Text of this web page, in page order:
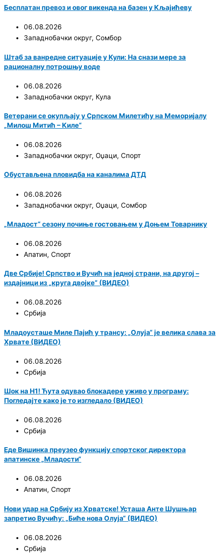
Бесплатан превоз и овог викенда на базен у Кљајићеву
06.08.2026
Западнобачки округ, Сомбор
Штаб за ванредне ситуације у Кули: На снази мере за
рационалну потрошњу воде
06.08.2026
Западнобачки округ, Кула
Ветерани се окупљају у Српском Милетићу на Меморијалу
„Милош Митић – Киле“
06.08.2026
Западнобачки округ, Оџаци, Спорт
Обустављена пловидба на каналима ДТД
06.08.2026
Западнобачки округ, Оџаци, Сомбор
„Младост“ сезону почиње гостовањем у Доњем Товарнику
06.08.2026
Апатин, Спорт
Две Србије! Српство и Вучић на једној страни, на другој –
издајници из „круга двојке“ (ВИДЕО)
06.08.2026
Србија
Младоусташе Миле Пајић у трансу: „Олуја“ је велика слава за
Хрвате (ВИДЕО)
06.08.2026
Србија
Шок на Н1! Ћута одувао блокадере уживо у програму:
Погледајте како је то изгледало (ВИДЕО)
06.08.2026
Србија
Еде Вишинка преузео функцију спортског директора
апатинске „Младости“
06.08.2026
Апатин, Спорт
Нови удар на Србију из Хрватске! Усташа Анте Шушњар
запретио Вучићу: „Биће нова Олуја“ (ВИДЕО)
06.08.2026
Србија